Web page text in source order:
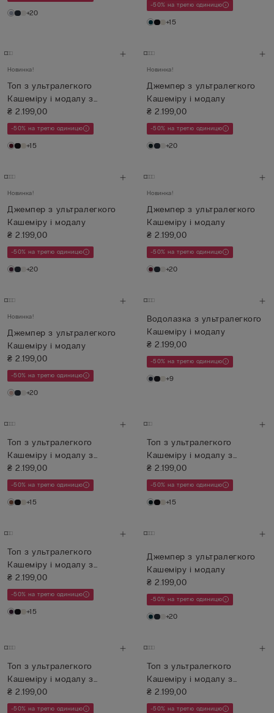
+20
-50% на третю одиницю
+15
Новинка!
Топ з ультралегкого
Кашеміру і модалу з
Мереживом
₴ 2.199,00
-50% на третю одиницю
+15
Новинка!
Джемпер з ультралегкого
Кашеміру і модалу
₴ 2.199,00
-50% на третю одиницю
+20
Новинка!
Джемпер з ультралегкого
Кашеміру і модалу
₴ 2.199,00
-50% на третю одиницю
+20
Новинка!
Джемпер з ультралегкого
Кашеміру і модалу
₴ 2.199,00
-50% на третю одиницю
+20
Новинка!
Джемпер з ультралегкого
Кашеміру і модалу
₴ 2.199,00
-50% на третю одиницю
+20
Водолазка з ультралегкого
Кашеміру і модалу
₴ 2.199,00
-50% на третю одиницю
+9
Топ з ультралегкого
Кашеміру і модалу з
Мереживом
₴ 2.199,00
-50% на третю одиницю
+15
Топ з ультралегкого
Кашеміру і модалу з
Мереживом
₴ 2.199,00
-50% на третю одиницю
+15
Топ з ультралегкого
Кашеміру і модалу з
Мереживом
₴ 2.199,00
-50% на третю одиницю
+15
Джемпер з ультралегкого
Кашеміру і модалу
₴ 2.199,00
-50% на третю одиницю
+20
Топ з ультралегкого
Кашеміру і модалу з
Мереживом
₴ 2.199,00
-50% на третю одиницю
Топ з ультралегкого
Кашеміру і модалу з
Мереживом
₴ 2.199,00
-50% на третю одиницю